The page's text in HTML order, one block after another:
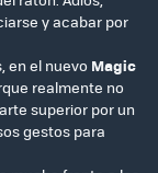
y acabar por
en el nuevo Magic
realmente no
superior por un
gestos para